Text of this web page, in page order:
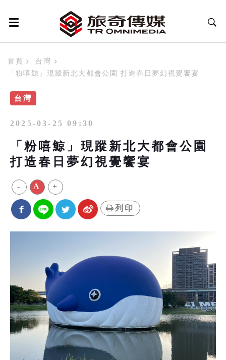
首頁
台灣
「粉嘻鯨」現蹤新北大都會公園 打造春日夢幻視覺饗宴
台灣
2025-03-25 09:30
「粉嘻鯨」現蹤新北大都會公園
打造春日夢幻視覺饗宴
- A +
列印